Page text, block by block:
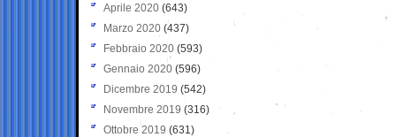
Aprile 2020 (643)
Marzo 2020 (437)
Febbraio 2020 (593)
Gennaio 2020 (596)
Dicembre 2019 (542)
Novembre 2019 (316)
Ottobre 2019 (631)